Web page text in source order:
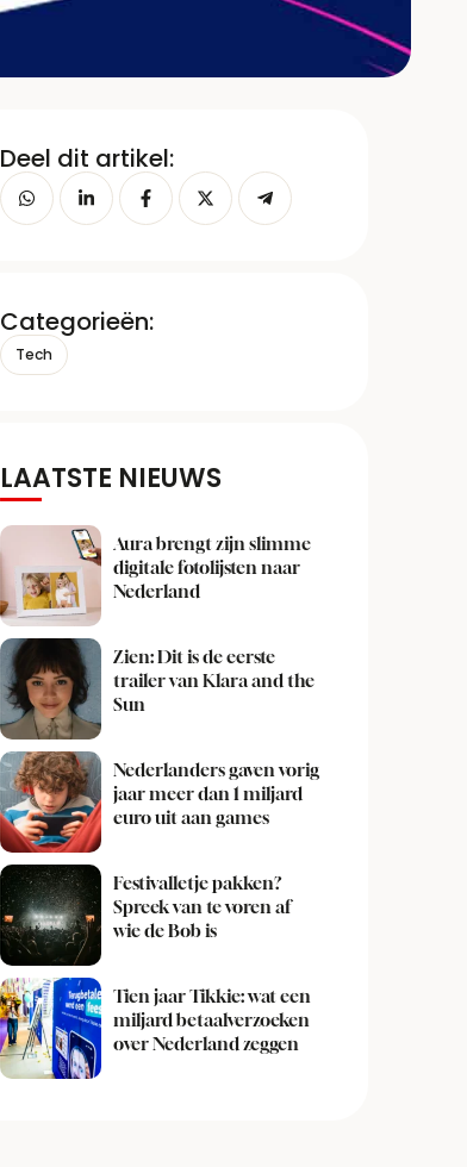
Deel dit artikel:
Categorieën:
Tech
LAATSTE NIEUWS
Aura brengt zijn slimme
digitale fotolijsten naar
Nederland
Zien: Dit is de eerste
trailer van Klara and the
Sun
Nederlanders gaven vorig
jaar meer dan 1 miljard
euro uit aan games
Festivalletje pakken?
Spreek van te voren af
wie de Bob is
Tien jaar Tikkie: wat een
miljard betaalverzoeken
over Nederland zeggen